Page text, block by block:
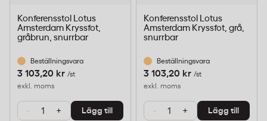
Konferensstol Lotus
Amsterdam Kryssfot,
gråbrun, snurrbar
Beställningsvara
3 103,20 kr /st
exkl. moms
- + Lägg till
Konferensstol Lotus
Amsterdam Kryssfot, grå,
snurrbar
Beställningsvara
3 103,20 kr /st
exkl. moms
- + Lägg till